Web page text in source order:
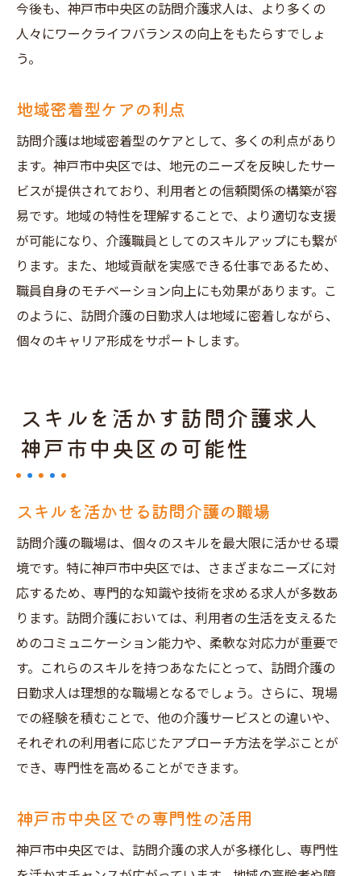
今後も、神戸市中央区の訪問介護求人は、より多くの
人々にワークライフバランスの向上をもたらすでしょ
う。
地域密着型ケアの利点
訪問介護は地域密着型のケアとして、多くの利点があり
ます。神戸市中央区では、地元のニーズを反映したサー
ビスが提供されており、利用者との信頼関係の構築が容
易です。地域の特性を理解することで、より適切な支援
が可能になり、介護職員としてのスキルアップにも繋が
ります。また、地域貢献を実感できる仕事であるため、
職員自身のモチベーション向上にも効果があります。こ
のように、訪問介護の日勤求人は地域に密着しながら、
個々のキャリア形成をサポートします。
スキルを活かす訪問介護求人
神戸市中央区の可能性
スキルを活かせる訪問介護の職場
訪問介護の職場は、個々のスキルを最大限に活かせる環
境です。特に神戸市中央区では、さまざまなニーズに対
応するため、専門的な知識や技術を求める求人が多数あ
ります。訪問介護においては、利用者の生活を支えるた
めのコミュニケーション能力や、柔軟な対応力が重要で
す。これらのスキルを持つあなたにとって、訪問介護の
日勤求人は理想的な職場となるでしょう。さらに、現場
での経験を積むことで、他の介護サービスとの違いや、
それぞれの利用者に応じたアプローチ方法を学ぶことが
でき、専門性を高めることができます。
神戸市中央区での専門性の活用
神戸市中央区では、訪問介護の求人が多様化し、専門性